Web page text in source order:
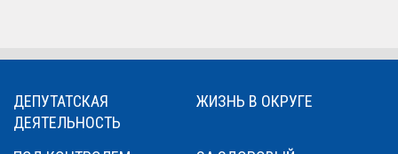
ДЕПУТАТСКАЯ
ДЕЯТЕЛЬНОСТЬ
ЖИЗНЬ В ОКРУГЕ